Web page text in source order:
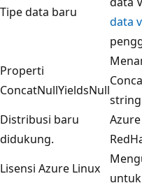
Tipe data baru
data
Properti
ConcatNullYieldsNull
Distribusi baru
didukung.
Lisensi Azure Linux